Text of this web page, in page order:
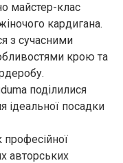
майстер-клас
кардигана.
з сучасними
крою та
поділилися
ідеальної посадки
професійної
авторських